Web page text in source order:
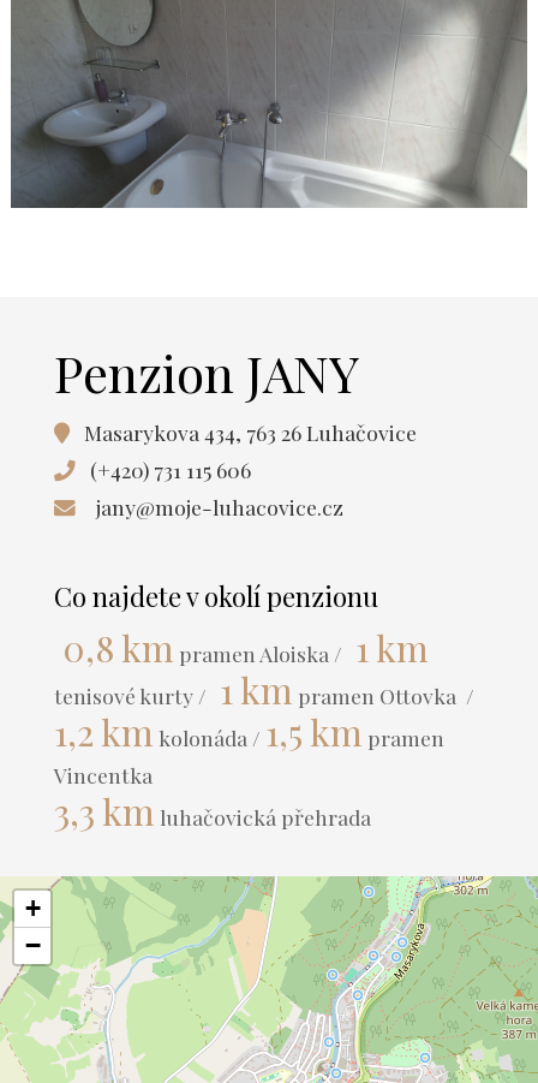
Penzion JANY
Masarykova 434, 763 26 Luhačovice
(+420) 731 115 606
jany@moje-luhacovice.cz
Co najdete v okolí penzionu
0,8 km pramen Aloiska / 1 km
tenisové kurty / 1 km pramen Ottovka /
1,2 km kolonáda / 1,5 km pramen
Vincentka
3,3 km luhačovická přehrada
+
−